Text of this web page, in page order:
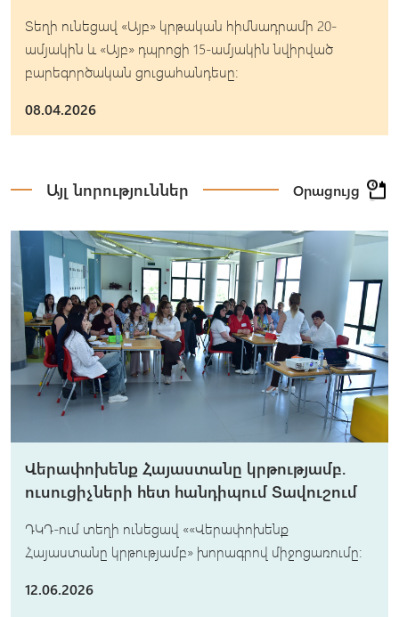
Տեղի ունեցավ «Այբ» կրթական հիմնադրամի 20-
ամյակին և «Այբ» դպրոցի 15-ամյակին նվիրված
բարեգործական ցուցահանդեսը։
08.04.2026
Այլ նորություններ Օրացույց
Վերափոխենք Հայաստանը կրթությամբ.
ուսուցիչների հետ հանդիպում Տավուշում
ԴԿԴ-ում տեղի ունեցավ ««Վերափոխենք
Հայաստանը կրթությամբ» խորագրով միջոցառումը։
12.06.2026